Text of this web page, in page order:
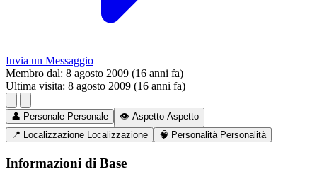
Invia un Messaggio
Membro dal: 8 agosto 2009 (16 anni fa)
Ultima visita: 8 agosto 2009 (16 anni fa)
👤 Personale Personale 👁️ Aspetto Aspetto
📍 Localizzazione Localizzazione 🧠 Personalità Personalità
Informazioni di Base